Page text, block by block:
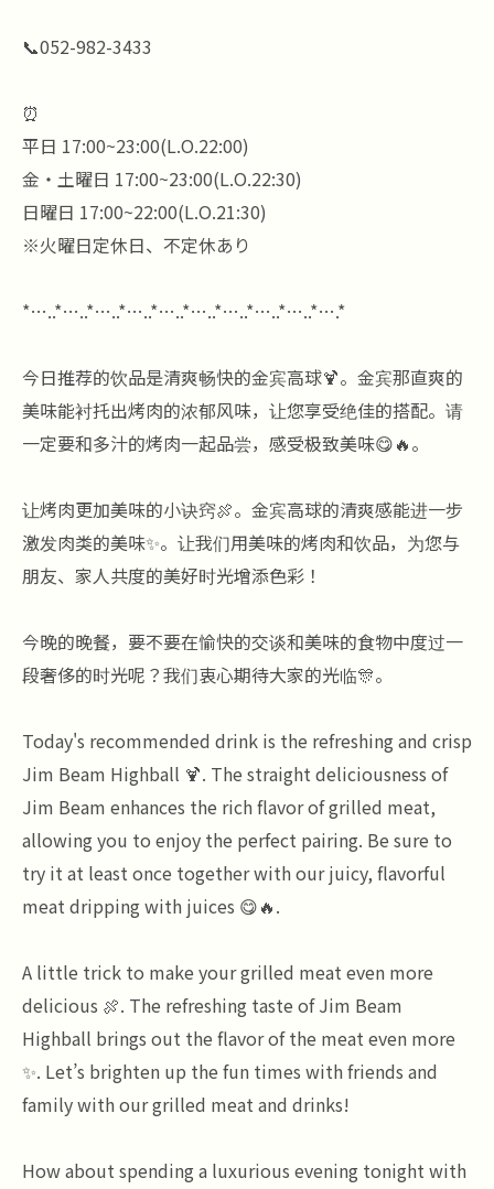
📞052-982-3433
⏰
平日 17:00~23:00(L.O.22:00)
金・土曜日 17:00~23:00(L.O.22:30)
日曜日 17:00~22:00(L.O.21:30)
※火曜日定休日、不定休あり
*…..*…..*…..*…..*…..*…..*…..*…..*…..*….*
今日推荐的饮品是清爽畅快的金宾高球🍹。金宾那直爽的
美味能衬托出烤肉的浓郁风味，让您享受绝佳的搭配。请
一定要和多汁的烤肉一起品尝，感受极致美味😋🔥。
让烤肉更加美味的小诀窍🍖。金宾高球的清爽感能进一步
激发肉类的美味✨。让我们用美味的烤肉和饮品，为您与
朋友、家人共度的美好时光增添色彩！
今晚的晚餐，要不要在愉快的交谈和美味的食物中度过一
段奢侈的时光呢？我们衷心期待大家的光临🎊。
Today's recommended drink is the refreshing and crisp
Jim Beam Highball 🍹. The straight deliciousness of
Jim Beam enhances the rich flavor of grilled meat,
allowing you to enjoy the perfect pairing. Be sure to
try it at least once together with our juicy, flavorful
meat dripping with juices 😋🔥.
A little trick to make your grilled meat even more
delicious 🍖. The refreshing taste of Jim Beam
Highball brings out the flavor of the meat even more
✨. Let’s brighten up the fun times with friends and
family with our grilled meat and drinks!
How about spending a luxurious evening tonight with